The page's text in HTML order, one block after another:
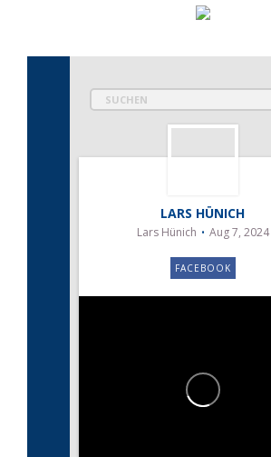
LARS HÜNICH
Lars Hünich Aug 7, 2024
FACEBOOK